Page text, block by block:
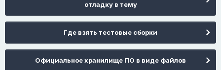
отладку в тему
Где взять тестовые сборки
Официальное хранилище ПО в виде файлов